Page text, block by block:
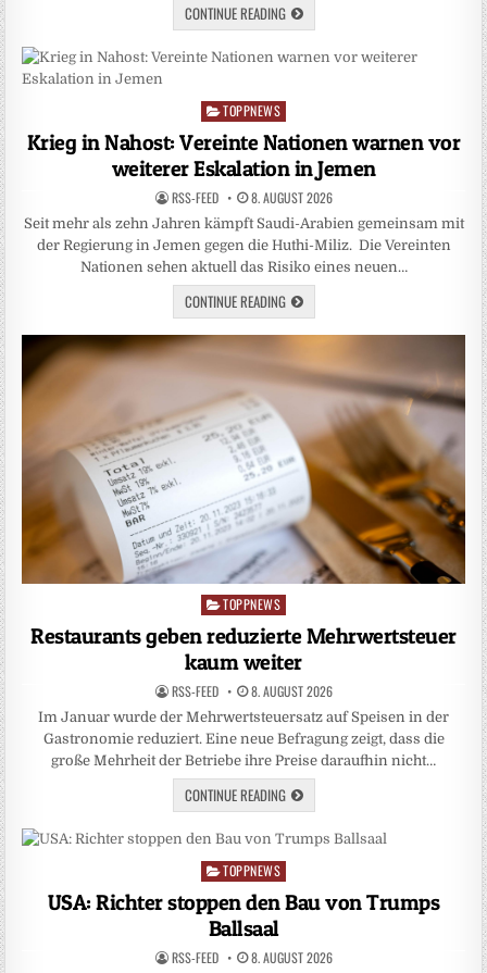
CONTINUE READING
Posted
TOPPNEWS
Krieg in Nahost: Vereinte Nationen warnen vor
weiterer Eskalation in Jemen
RSS-FEED 8. AUGUST 2026
Seit mehr als zehn Jahren kämpft Saudi-Arabien gemeinsam mit
der Regierung in Jemen gegen die Huthi-Miliz. Die Vereinten
Nationen sehen aktuell das Risiko eines neuen…
CONTINUE READING
Posted
TOPPNEWS
Restaurants geben reduzierte Mehrwertsteuer
kaum weiter
RSS-FEED 8. AUGUST 2026
Im Januar wurde der Mehrwertsteuersatz auf Speisen in der
Gastronomie reduziert. Eine neue Befragung zeigt, dass die
große Mehrheit der Betriebe ihre Preise daraufhin nicht…
CONTINUE READING
Posted
TOPPNEWS
USA: Richter stoppen den Bau von Trumps
Ballsaal
RSS-FEED 8. AUGUST 2026